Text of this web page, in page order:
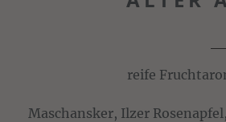
reife
Maschansker, Ilzer